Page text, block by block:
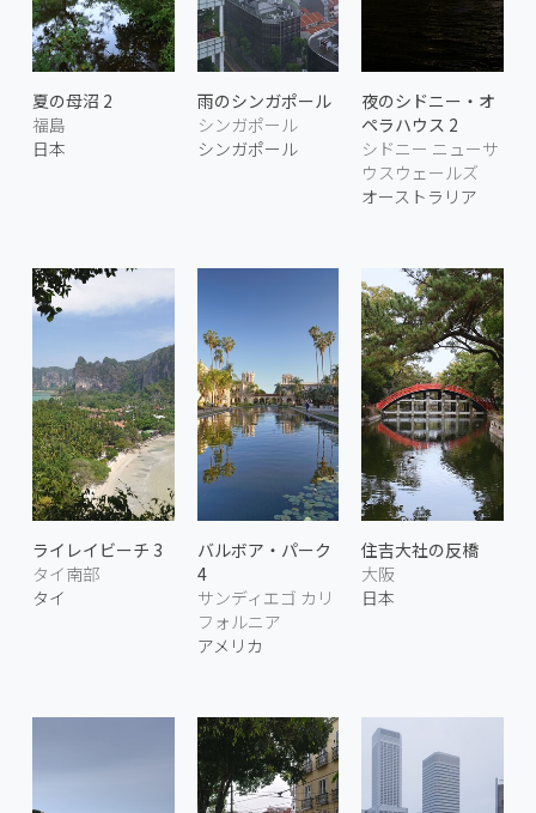
夏の母沼 2
福島
日本
雨のシンガポール
シンガポール
シンガポール
夜のシドニー・オ
ペラハウス 2
シドニー ニューサ
ウスウェールズ
オーストラリア
ライレイビーチ 3
タイ南部
タイ
バルボア・パーク
4
サンディエゴ カリ
フォルニア
アメリカ
住吉大社の反橋
大阪
日本